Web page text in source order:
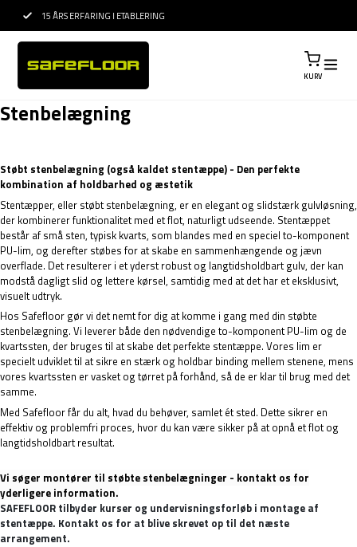
15 ÅRS ERFARING I ETABLERING
KURV
Stenbelægning
Støbt stenbelægning (også kaldet stentæppe) - Den perfekte
kombination af holdbarhed og æstetik
Stentæpper, eller støbt stenbelægning, er en elegant og slidstærk gulvløsning,
der kombinerer funktionalitet med et flot, naturligt udseende. Stentæppet
består af små sten, typisk kvarts, som blandes med en speciel to-komponent
PU-lim, og derefter støbes for at skabe en sammenhængende og jævn
overflade. Det resulterer i et yderst robust og langtidsholdbart gulv, der kan
modstå dagligt slid og lettere kørsel, samtidig med at det har et eksklusivt,
visuelt udtryk.
Hos Safefloor gør vi det nemt for dig at komme i gang med din støbte
stenbelægning. Vi leverer både den nødvendige to-komponent PU-lim og de
kvartssten, der bruges til at skabe det perfekte stentæppe. Vores lim er
specielt udviklet til at sikre en stærk og holdbar binding mellem stenene, mens
vores kvartssten er vasket og tørret på forhånd, så de er klar til brug med det
samme.
Med Safefloor får du alt, hvad du behøver, samlet ét sted. Dette sikrer en
effektiv og problemfri proces, hvor du kan være sikker på at opnå et flot og
langtidsholdbart resultat.
Vi søger montører til støbte stenbelægninger - kontakt os for
yderligere information.
SAFEFLOOR tilbyder kurser og undervisningsforløb i montage af
stentæppe. Kontakt os for at blive skrevet op til det næste
arrangement.